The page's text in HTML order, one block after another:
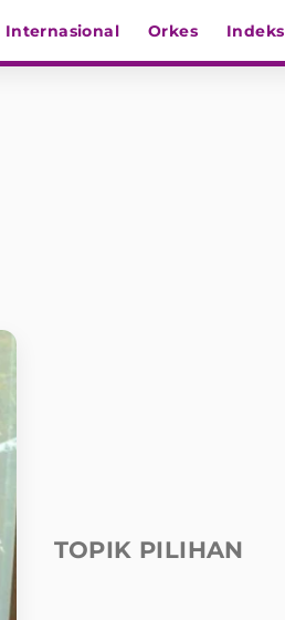
Internasional Orkes Indeks
TOPIK PILIHAN